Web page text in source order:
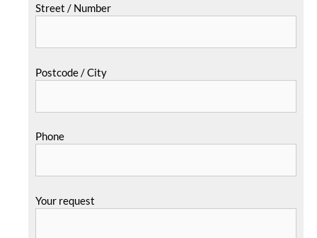
Street / Number
Postcode / City
Phone
Your request